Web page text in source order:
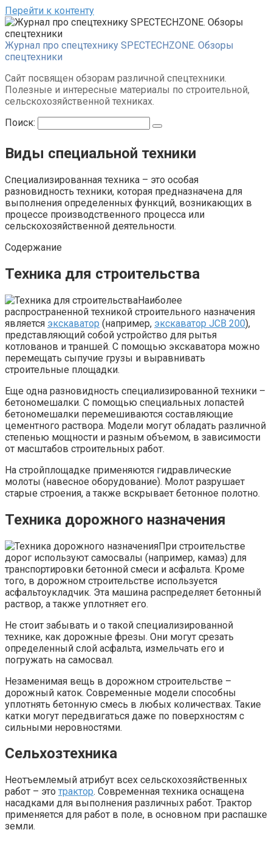
Перейти к контенту
Журнал про спецтехнику SPECTECHZONE. Обзоры
спецтехники
Сайт посвящен обзорам различной спецтехники.
Полезные и интересные материалы по строительной,
сельскохозяйственной техниках.
Поиск:
Виды специальной техники
Специализированная техника – это особая
разновидность техники, которая предназначена для
выполнения определенных функций, возникающих в
процессе производственного процесса или
сельскохозяйственной деятельности.
Содержание
Техника для строительства
Наиболее
распространенной техникой строительного назначения
является экскаватор (например, экскаватор JCB 200),
представляющий собой устройство для рытья
котлованов и траншей. С помощью экскаватора можно
перемещать сыпучие грузы и выравнивать
строительные площадки.
Еще одна разновидность специализированной техники –
бетономешалки. С помощью специальных лопастей
бетономешалки перемешиваются составляющие
цементного раствора. Модели могут обладать различной
степенью мощности и разным объемом, в зависимости
от масштабов строительных работ.
На стройплощадке применяются гидравлические
молоты (навесное оборудование). Молот разрушает
старые строения, а также вскрывает бетонное полотно.
Техника дорожного назначения
При строительстве
дорог используют самосвалы (например, камаз) для
транспортировки бетонной смеси и асфальта. Кроме
того, в дорожном строительстве используется
асфальтоукладчик. Эта машина распределяет бетонный
раствор, а также уплотняет его.
Не стоит забывать и о такой специализированной
технике, как дорожные фрезы. Они могут срезать
определенный слой асфальта, измельчать его и
погружать на самосвал.
Незаменимая вещь в дорожном строительстве –
дорожный каток. Современные модели способны
уплотнять бетонную смесь в любых количествах. Такие
катки могут передвигаться даже по поверхностям с
сильными неровностями.
Сельхозтехника
Неотъемлемый атрибут всех сельскохозяйственных
работ – это трактор. Современная техника оснащена
насадками для выполнения различных работ. Трактор
применяется для работ в поле, в основном при распашке
земли.